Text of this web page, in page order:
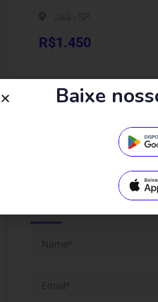
R$1.450
Leave feedback
Baixe